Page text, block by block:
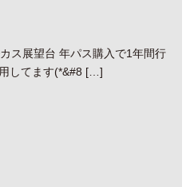
ス展望台 年パス購入で1年間行
してます(*&#8 […]